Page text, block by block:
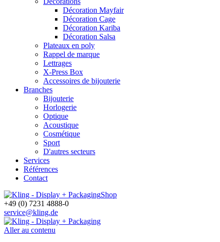
Décoration Mayfair
Décoration Cage
Décoration Kariba
Décoration Salsa
Plateaux en poly
Rappel de marque
Lettrages
X-Press Box
Accessoires de bijouterie
Branches
Bijouterie
Horlogerie
Optique
Acoustique
Cosmétique
Sport
D'autres secteurs
Services
Références
Contact
Shop
+49 (0) 7231 4888-0
service@kling.de
Aller au contenu